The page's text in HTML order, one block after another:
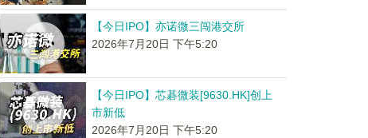
【今日IPO】亦诺微三闯港交所
2026年7月20日 下午5:20
【今日IPO】芯碁微装[9630.HK]创上
市新低
2026年7月20日 下午5:20